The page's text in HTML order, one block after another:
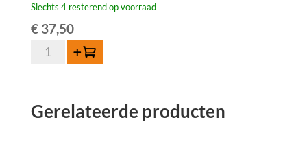
Slechts 4 resterend op voorraad
€37,50
Tilquin
150cl
Toevoegen
Gerelateerde producten